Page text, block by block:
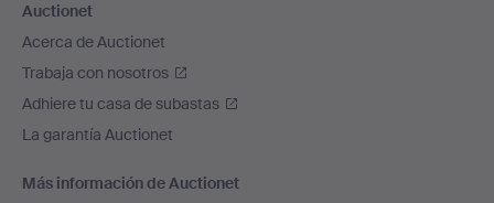
Auctionet
Acerca de Auctionet
Trabaja con nosotros
Adhiere tu casa de subastas
La garantía Auctionet
Más información de Auctionet